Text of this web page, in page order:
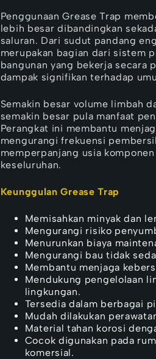
Penggunaan Grease Trap
lebih besar dibandingkan
saluran. Dari sudut pandang
merupakan bagian dari sistem
bangunan yang bekerja secara
dampak signifikan terhadap
Semakin besar volume limbah
semakin besar pula manfaat
Perangkat ini membantu
mengurangi frekuensi
memperpanjang usia
keseluruhan.
Keunggulan Grease Trap
Memisahkan minyak dan
Mengurangi risiko
Menurunkan biaya
Mengurangi bau tidak
Membantu menjaga
Mendukung pengelolaan
lingkungan.
Tersedia dalam berbagai
Mudah dilakukan
Material tahan korosi
Cocok digunakan pada
komersial.